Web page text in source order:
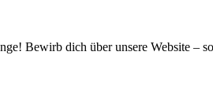
Bewirb dich über unsere Website –